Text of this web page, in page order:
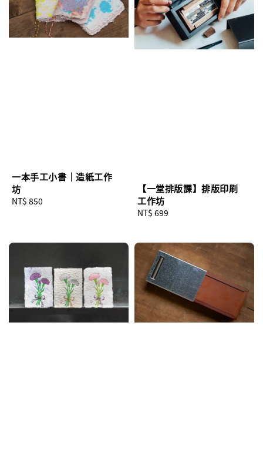
一本手工小書｜造紙工作
坊
Regular
NT$ 850
【一堂排版課】排版印刷
工作坊
Regular
NT$ 699